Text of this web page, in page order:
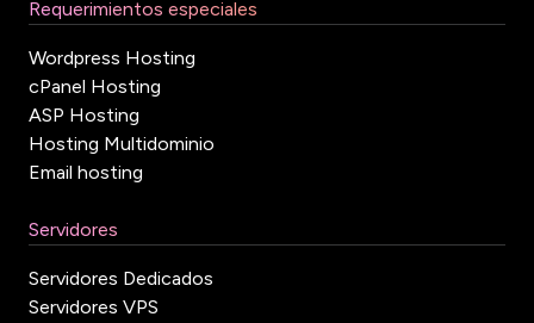
Requerimientos especiales
Wordpress Hosting
cPanel Hosting
ASP Hosting
Hosting Multidominio
Email hosting
Servidores
Servidores Dedicados
Servidores VPS